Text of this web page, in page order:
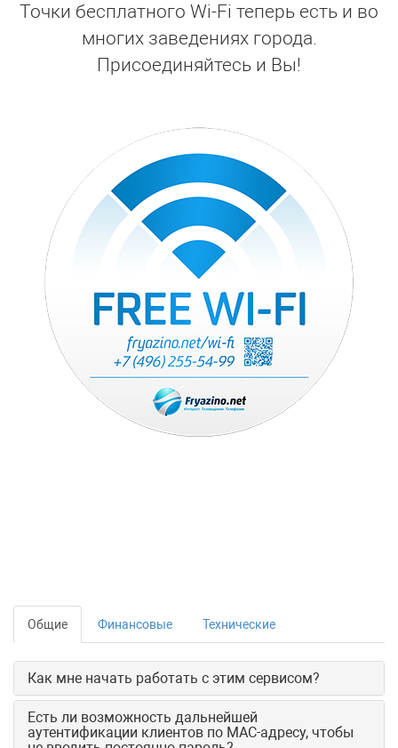
Точки бесплатного Wi-Fi теперь есть и во
многих заведениях города.
Присоединяйтесь и Вы!
Общие Финансовые Технические
Как мне начать работать с этим сервисом?
Есть ли возможность дальнейшей
аутентификации клиентов по MAC-адресу, чтобы